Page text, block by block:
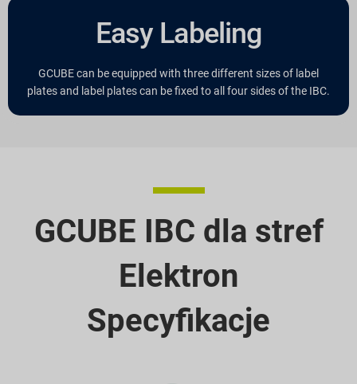
Easy Labeling
GCUBE can be equipped with three different sizes of label
plates and label plates can be fixed to all four sides of the IBC.
GCUBE IBC dla stref
Elektron
Specyfikacje